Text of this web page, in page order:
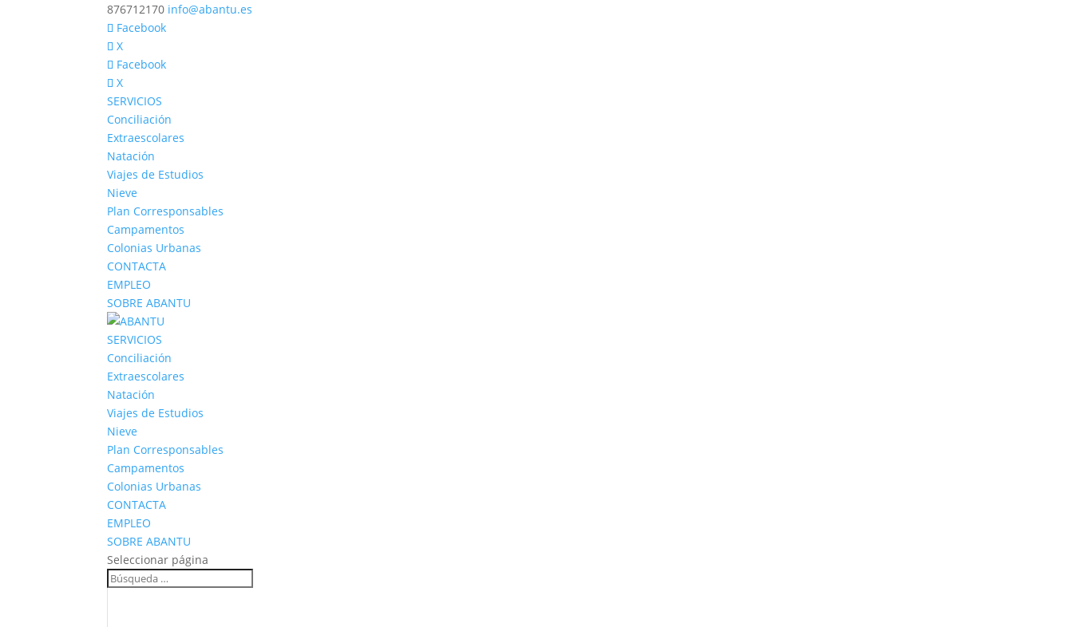
876712170 info@abantu.es
Facebook
X
Facebook
X
SERVICIOS
Conciliación
Extraescolares
Natación
Viajes de Estudios
Nieve
Plan Corresponsables
Campamentos
Colonias Urbanas
CONTACTA
EMPLEO
SOBRE ABANTU
SERVICIOS
Conciliación
Extraescolares
Natación
Viajes de Estudios
Nieve
Plan Corresponsables
Campamentos
Colonias Urbanas
CONTACTA
EMPLEO
SOBRE ABANTU
Seleccionar página